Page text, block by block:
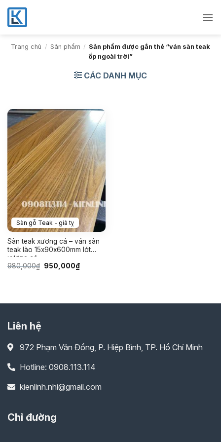
Bỏ
qua
nội
dungTrang chủ / Sản phẩm / Sản phẩm được gắn thẻ “ván sàn teak
ốp ngoài trời”
CÁC DANH MỤC
Sàn gỗ Teak - giả tỵ
Sàn teak xương cá – ván sàn
teak lào 15x90x600mm lót
xương cá
980,000₫ Giá
950,000₫Giá
hiện
Liên hệ
972 Phạm Văn Đồng, P. Hiệp Bình, TP. Hồ Chí Minh
Hotline: 0908.113.114
kienlinh.nhi@gmail.com
Chỉ đường